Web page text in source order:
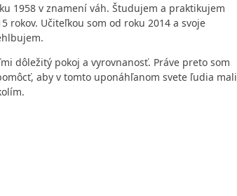
1958 v znamení váh. Študujem a praktikujem
rokov. Učiteľkou som od roku 2014 a svoje
dôležitý pokoj a vyrovnanosť. Práve preto som
aby v tomto uponáhľanom svete ľudia mali